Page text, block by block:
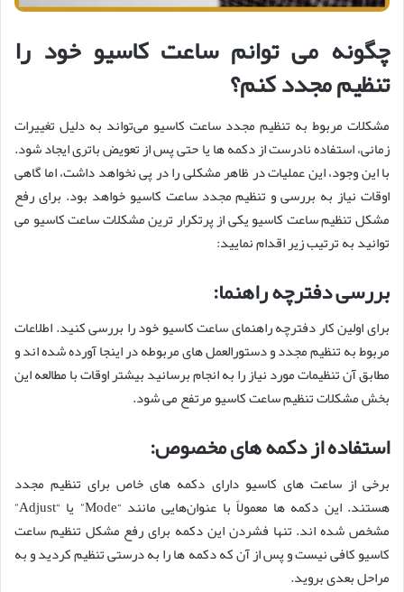
چگونه می ‌توانم ساعت کاسیو خود را
تنظیم مجدد کنم؟
مشکلات مربوط به تنظیم مجدد ساعت کاسیو می‌تواند به دلیل تغییرات
زمانی، استفاده نادرست از دکمه ‌ها یا حتی پس از تعویض باتری ایجاد شود.
با این وجود، این عملیات در ظاهر مشکلی را در پی نخواهد داشت، اما گاهی
اوقات نیاز به بررسی و تنظیم مجدد ساعت کاسیو خواهد بود. برای رفع
مشکل تنظیم ساعت کاسیو یکی از پرتکرار ترین مشکلات ساعت کاسیو می
توانید به ترتیب زیر اقدام نمایید:
بررسی دفترچه راهنما:
برای اولین کار دفترچه راهنمای ساعت کاسیو خود را بررسی کنید. اطلاعات
مربوط به تنظیم مجدد و دستورالعمل‌ های مربوطه در اینجا آورده شده ‌اند و
مطابق آن تنظیمات مورد نیاز را به انجام برسانید بیشتر اوقات با مطالعه این
بخش مشکلات تنظیم ساعت کاسیو مرتفع می شود.
استفاده از دکمه‌ های مخصوص:
برخی از ساعت‌ های کاسیو دارای دکمه ‌های خاص برای تنظیم مجدد
هستند. این دکمه ‌ها معمولاً با عنوان‌هایی مانند “Mode” یا “Adjust”
مشخص شده ‌اند. تنها فشردن این دکمه برای رفع مشکل تنظیم ساعت
کاسیو کافی نیست و پس از آن که دکمه ‌ها را به درستی تنظیم کردید و به
مراحل بعدی بروید.